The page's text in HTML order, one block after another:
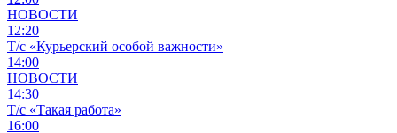
НОВОСТИ
12:20
Т/с «Курьерский особой важности»
14:00
НОВОСТИ
14:30
Т/с «Такая работа»
16:00